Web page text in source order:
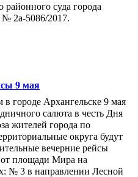
районного суда города
№ 2а-5086/2017.
9 мая
в городе Архангельске 9 мая
салюта в честь Дня
жителей города по
округа будут
вечерние рейсы
площади Мира на
№ 3 в направлении Лесной